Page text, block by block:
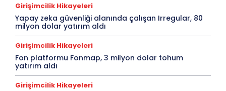
Girişimcilik Hikayeleri
Yapay zeka güvenliği alanında çalışan Irregular, 80
milyon dolar yatırım aldı
Girişimcilik Hikayeleri
Fon platformu Fonmap, 3 milyon dolar tohum
yatırım aldı
Girişimcilik Hikayeleri